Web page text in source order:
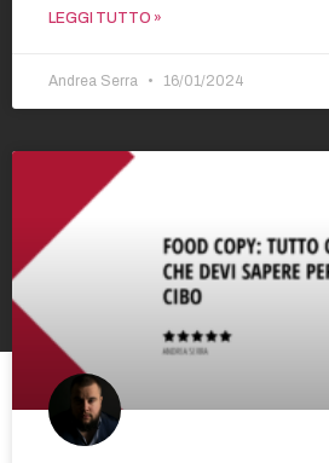
LEGGI TUTTO »
Andrea Serra 16/01/2024